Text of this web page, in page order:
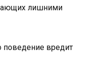
лишними
поведение вредит